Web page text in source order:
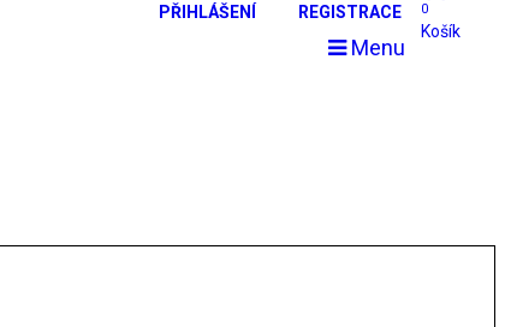
0
Košík
PŘIHLÁŠENÍ REGISTRACE
Menu